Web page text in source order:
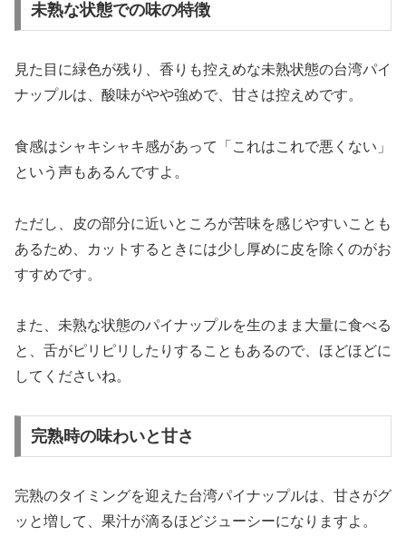
未熟な状態での味の特徴
見た目に緑色が残り、香りも控えめな未熟状態の台湾パイ
ナップルは、酸味がやや強めで、甘さは控えめです。
食感はシャキシャキ感があって「これはこれで悪くない」
という声もあるんですよ。
ただし、皮の部分に近いところが苦味を感じやすいことも
あるため、カットするときには少し厚めに皮を除くのがお
すすめです。
また、未熟な状態のパイナップルを生のまま大量に食べる
と、舌がピリピリしたりすることもあるので、ほどほどに
してくださいね。
完熟時の味わいと甘さ
完熟のタイミングを迎えた台湾パイナップルは、甘さがグ
ッと増して、果汁が滴るほどジューシーになりますよ。